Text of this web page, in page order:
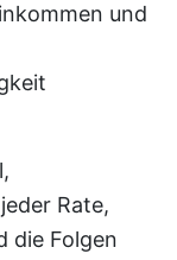
und
Rate,
die Folgen